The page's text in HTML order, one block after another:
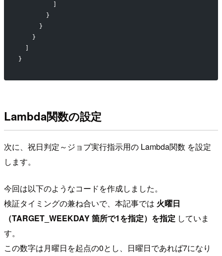
          ]
        }
      }
    }
  ]
}
Lambda関数の設定
次に、祝日判定～ジョブ実行指示用の Lambda関数 を設定
します。
今回は以下のようなコードを作成しました。
検証タイミングの兼ね合いで、本記事では 火曜日
（TARGET_WEEKDAY 箇所で1を指定）を指定 していま
す。
この数字は月曜日を起点の0とし、日曜日であれば7になり